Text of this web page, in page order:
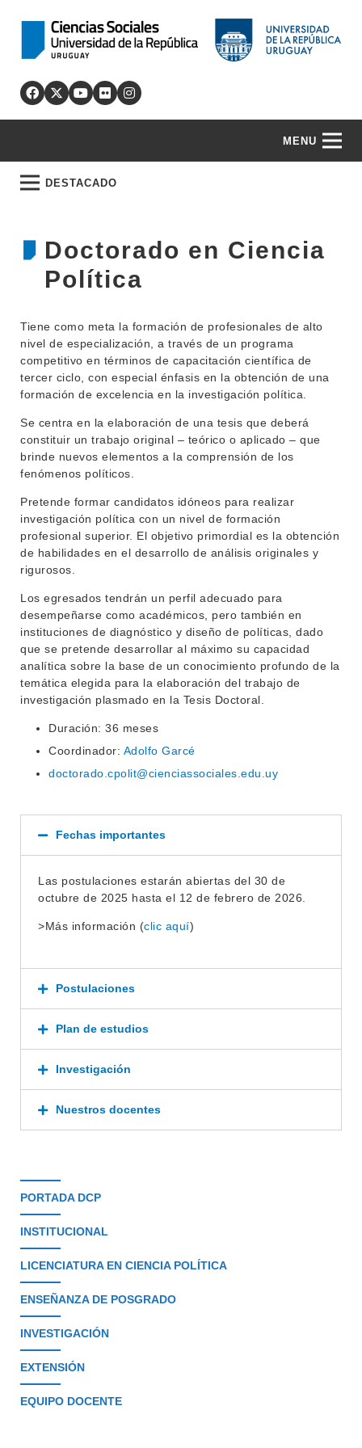
MENU
DEPARTAMENTOS
EXTENSIÓN
SERVICIOS
LLAMADOS
CONTACTO
DESTACADO
EDUCACIÓN PERMANENTE
MOVILIDAD ACADÉMICA
PORTADA DCP
INSTITUCIONAL
LICENCIATURA EN CIENCIA POLÍTICA
ENSEÑANZA DE POSGRADO
INVESTIGACIÓN
EXTENSIÓN
EQUIPO DOCENTE
Doctorado en Ciencia
Política
Tiene como meta la formación de profesionales de alto
nivel de especialización, a través de un programa
competitivo en términos de capacitación científica de
tercer ciclo, con especial énfasis en la obtención de una
formación de excelencia en la investigación política.
Se centra en la elaboración de una tesis que deberá
constituir un trabajo original – teórico o aplicado – que
brinde nuevos elementos a la comprensión de los
fenómenos políticos.
Pretende formar candidatos idóneos para realizar
investigación política con un nivel de formación
profesional superior. El objetivo primordial es la obtención
de habilidades en el desarrollo de análisis originales y
rigurosos.
Los egresados tendrán un perfil adecuado para
desempeñarse como académicos, pero también en
instituciones de diagnóstico y diseño de políticas, dado
que se pretende desarrollar al máximo su capacidad
analítica sobre la base de un conocimiento profundo de la
temática elegida para la elaboración del trabajo de
investigación plasmado en la Tesis Doctoral.
Duración: 36 meses
Coordinador: Adolfo Garcé
doctorado.cpolit@cienciassociales.edu.uy
Fechas importantes
Las postulaciones estarán abiertas del 30 de
octubre de 2025 hasta el 12 de febrero de 2026.
>Más información (clic aquí)
Postulaciones
Plan de estudios
Investigación
Nuestros docentes